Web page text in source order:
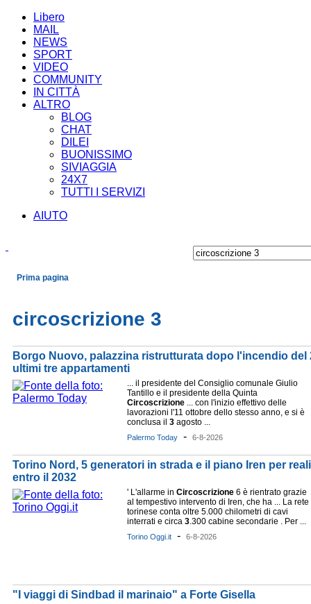
Libero
MAIL
NEWS
SPORT
VIDEO
COMMUNITY
IN CITTÀ
ALTRO
BLOG
CHAT
DILEI
BUONISSIMO
SIVIAGGIA
24X7
TUTTI I SERVIZI
AIUTO
Prima pagina
circoscrizione 3
Borgo Nuovo, palazzina ristrutturata dopo l'incendio del
ultimi tre appartamenti
... il presidente del Consiglio comunale Giulio
Tantillo e il presidente della Quinta
Circoscrizione ... con l'inizio effettivo delle
lavorazioni l'11 ottobre dello stesso anno, e si è
conclusa il 3 agosto ...
Palermo Today - 6-8-2026
Torino Nord, 5 generatori in strada e il piano Iren per
entro il 2032
' L'allarme in Circoscrizione 6 è rientrato grazie
al tempestivo intervento di Iren, che ha ... La rete
torinese conta oltre 5.000 chilometri di cavi
interrati e circa 3.300 cabine secondarie . Per ...
Torino Oggi.it - 6-8-2026
"I viaggi di Sindbad il marinaio" a Forte Gisella